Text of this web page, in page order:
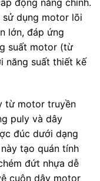
dụng motor lõi
lớn, đáp ứng
suất motor (từ
năng suất thiết kế
từ motor truyền
puly và dây
đúc dưới dạng
tạo quán tính
đứt nhựa dễ
cuộn dây motor